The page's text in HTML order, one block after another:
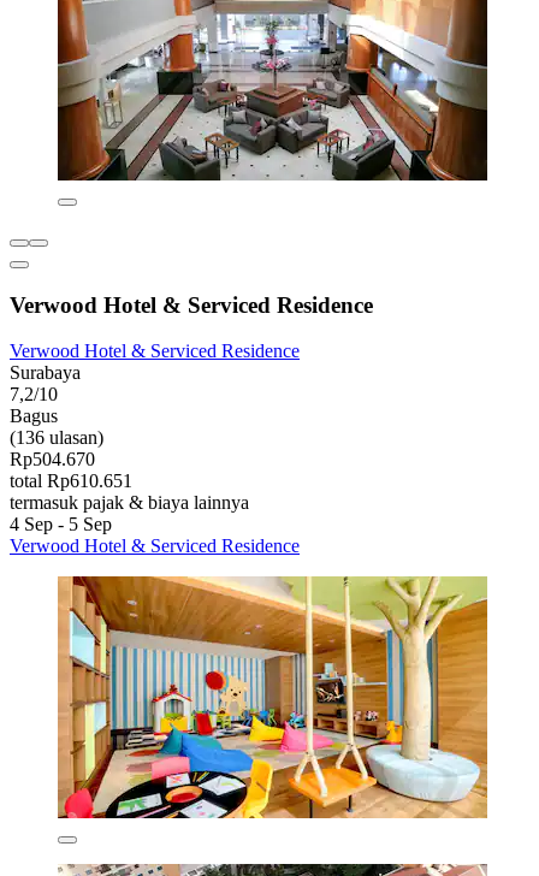
Verwood Hotel & Serviced Residence
Verwood Hotel & Serviced Residence
Surabaya
7,2/10
Bagus
(136 ulasan)
Rp504.670
total Rp610.651
termasuk pajak & biaya lainnya
4 Sep - 5 Sep
Verwood Hotel & Serviced Residence